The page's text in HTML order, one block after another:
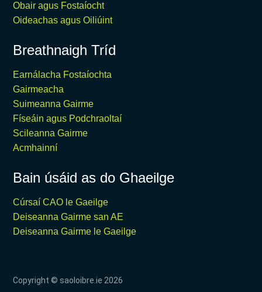
Obair agus Fostaíocht
Oideachas agus Oiliúint
Breathnaigh Tríd
Earnálacha Fostaíochta
Gairmeacha
Suimeanna Gairme
Físeáin agus Podchraoltaí
Scileanna Gairme
Acmhainní
Bain úsáid as do Ghaeilge
Cúrsaí CAO le Gaeilge
Deiseanna Gairme san AE
Deiseanna Gairme le Gaeilge
Copyright © saoloibre.ie2026